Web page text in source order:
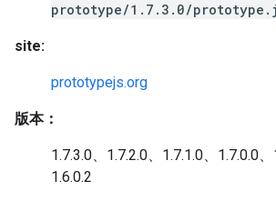
prototype/1.7.3.0/
site:
prototypejs.org
版本：
1.7.3.0、1.7.2.0、1.7.1.0、1.7.0.0、
1.6.0.2